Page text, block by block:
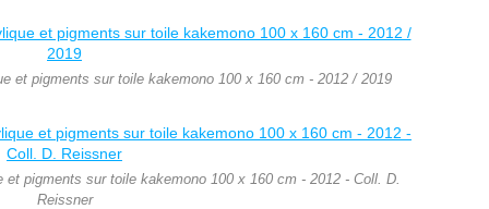
et pigments sur toile kakemono 100 x 160 cm - 2012 / 2019
pigments sur toile kakemono 100 x 160 cm - 2012 - Coll. D.
Reissner